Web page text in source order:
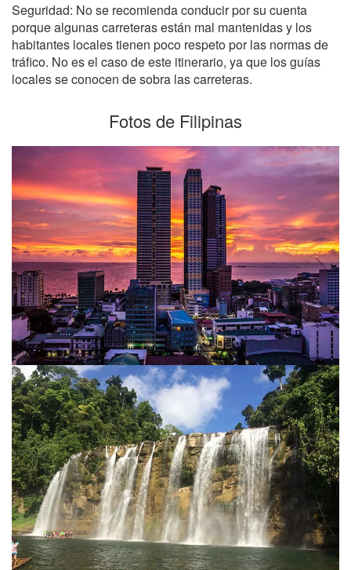
Seguridad: No se recomienda conducir por su cuenta
porque algunas carreteras están mal mantenidas y los
habitantes locales tienen poco respeto por las normas de
tráfico. No es el caso de este itinerario, ya que los guías
locales se conocen de sobra las carreteras.
Fotos de Filipinas